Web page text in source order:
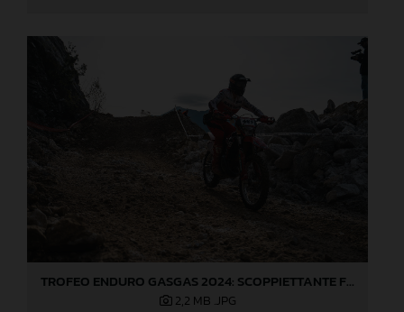
TROFEO ENDURO GASGAS 2024: SCOPPIETTANTE FINALE DI STAGIONE A LOVERE!
2,2 MB .JPG